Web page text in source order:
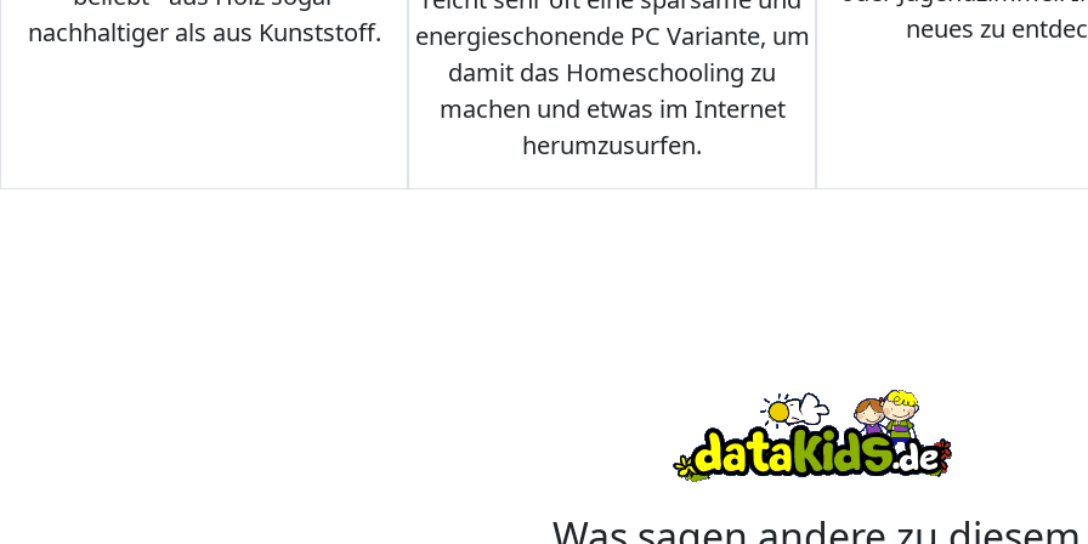
nachhaltiger als aus Kunststoff.
energieschonende PC Variante, um
damit das Homeschooling zu
machen und etwas im Internet
herumzusurfen.
neues zu